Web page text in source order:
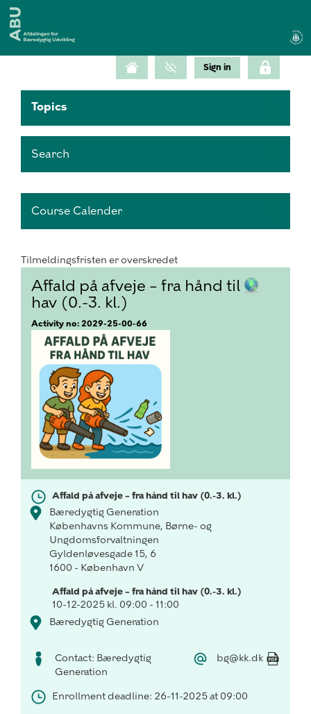
Topics
Search
Course Calender
Tilmeldingsfristen er overskredet
Affald på afveje – fra hånd til
hav (0.-3. kl.)
Activity no: 2029-25-00-66
Affald på afveje – fra hånd til hav (0.-3. kl.)
Bæredygtig Generation
Københavns Kommune, Børne- og
Ungdomsforvaltningen
Gyldenløvesgade 15, 6
1600 - København V
Affald på afveje – fra hånd til hav (0.-3. kl.)
10-12-2025 kl. 09:00 - 11:00
Bæredygtig Generation
Contact: Bæredygtig
Generation
bg@kk.dk
Enrollment deadline: 26-11-2025 at 09:00